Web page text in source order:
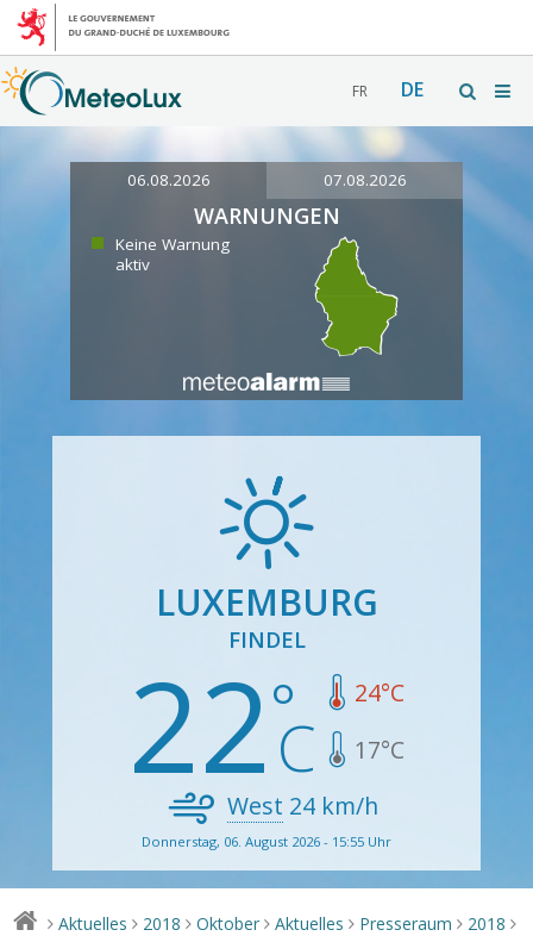
FR DE
06.08.2026 07.08.2026
WARNUNGEN
Keine Warnung
aktiv
LUXEMBURG
FINDEL
22 24°C
17°C
West 24 km/h
Donnerstag, 06. August 2026 - 15:55 Uhr
> Aktuelles > 2018 > Oktober > Aktuelles > Presseraum > 2018 >